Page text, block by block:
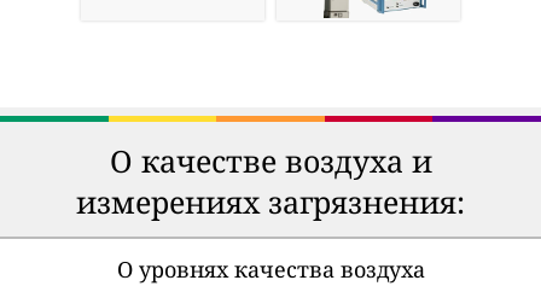
О качестве воздуха и
измерениях загрязнения:
О уровнях качества воздуха